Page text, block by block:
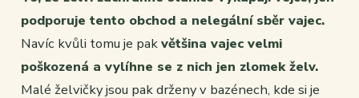
podporuje tento obchod a nelegální sběr vajec.
Navíc kvůli tomu je pakvětšina vajec velmi
poškozená a vylíhne se z nich jen zlomek želv.
Malé želvičky jsou pak drženy v bazénech, kde si je